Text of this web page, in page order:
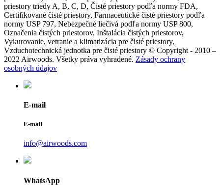
priestory triedy A, B, C, D, Čisté priestory podľa normy FDA,
Certifikované čisté priestory, Farmaceutické čisté priestory podľa
normy USP 797, Nebezpečné liečivá podľa normy USP 800,
Označenia čistých priestorov, Inštalácia čistých priestorov,
Vykurovanie, vetranie a klimatizácia pre čisté priestory,
Vzduchotechnická jednotka pre čisté priestory © Copyright - 2010 –
2022 Airwoods. Všetky práva vyhradené. Zásady ochrany
osobných údajov
E-mail
E-mail
info@airwoods.com
WhatsApp